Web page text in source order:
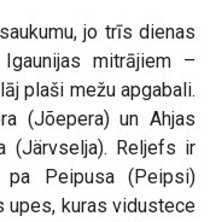
jo trīs dienas
mitrājiem –
plaši mežu apgabali.
(Jõepera) un Ahjas
(Järvselja). Reljefs ir
Peipusa (Peipsi)
upes, kuras vidustece